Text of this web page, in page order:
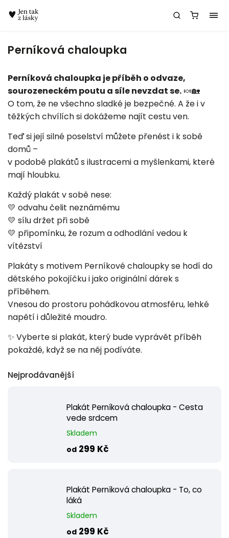
Perníková chaloupka
Perníková chaloupka je příběh o odvaze,
sourozeneckém poutu a síle nevzdat se. 🍬🏡
O tom, že ne všechno sladké je bezpečné. A že i v
těžkých chvílích si dokážeme najít cestu ven.
Teď si její silné poselství můžete přenést i k sobě
domů –
v podobě plakátů s ilustracemi a myšlenkami, které
mají hloubku.
Každý plakát v sobě nese:
💛 odvahu čelit neznámému
💛 sílu držet při sobě
💛 připomínku, že rozum a odhodlání vedou k
vítězství
Plakáty s motivem Perníkové chaloupky se hodí do
dětského pokojíčku i jako originální dárek s
příběhem.
Vnesou do prostoru pohádkovou atmosféru, lehké
napětí i důležité moudro.
✨ Vyberte si plakát, který bude vyprávět příběh
pokaždé, když se na něj podíváte.
Nejprodávanější
Plakát Perníková chaloupka - Cesta
vede srdcem
Skladem
od 299 Kč
Plakát Perníková chaloupka - To, co
láká
Skladem
od 299 Kč